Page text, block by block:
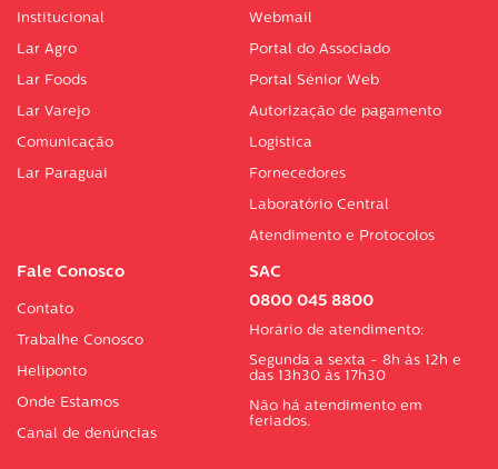
Institucional
Lar Agro
Lar Foods
Lar Varejo
Comunicação
Lar Paraguai
Webmail
Portal do Associado
Portal Sénior Web
Autorização de pagamento
Logística
Fornecedores
Laboratório Central
Atendimento e Protocolos
Fale Conosco
Contato
Trabalhe Conosco
Heliponto
Onde Estamos
Canal de denúncias
SAC
0800 045 8800
Horário de atendimento:
Segunda a sexta - 8h às 12h e
das 13h30 às 17h30
Não há atendimento em
feriados.